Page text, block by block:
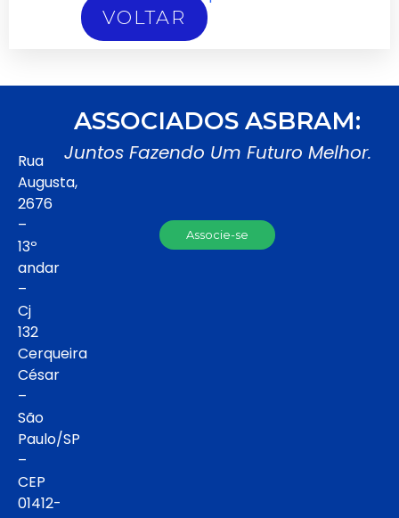
VOLTAR
Rua
Augusta,
2676
–
13º
andar
–
Cj
132
Cerqueira
César
–
São
Paulo/SP
–
CEP
01412-
ASSOCIADOS ASBRAM:
Juntos Fazendo Um Futuro Melhor.
Associe-se